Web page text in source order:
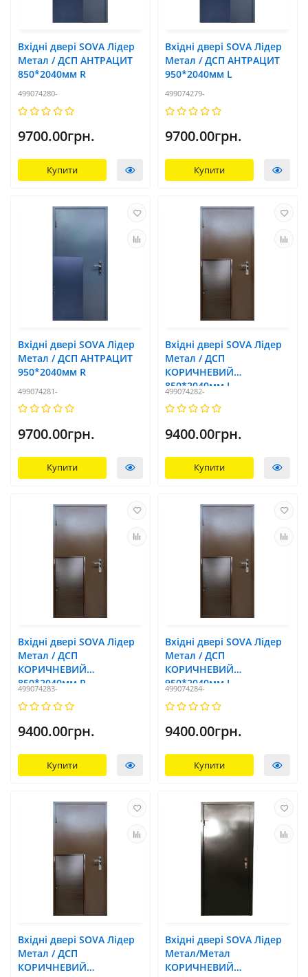
Вхідні двері SOVA Лідер
Метал / ДСП АНТРАЦИТ
850*2040мм R
499074280-
9700.00грн.
Купити
Вхідні двері SOVA Лідер
Метал / ДСП АНТРАЦИТ
950*2040мм L
499074279-
9700.00грн.
Купити
Вхідні двері SOVA Лідер
Метал / ДСП АНТРАЦИТ
950*2040мм R
499074281-
9700.00грн.
Купити
Вхідні двері SOVA Лідер
Метал / ДСП
КОРИЧНЕВИЙ
850*2040мм L
499074282-
9400.00грн.
Купити
Вхідні двері SOVA Лідер
Метал / ДСП
КОРИЧНЕВИЙ
850*2040мм R
499074283-
9400.00грн.
Купити
Вхідні двері SOVA Лідер
Метал / ДСП
КОРИЧНЕВИЙ
950*2040мм L
499074284-
9400.00грн.
Купити
Вхідні двері SOVA Лідер
Метал / ДСП
КОРИЧНЕВИЙ
Вхідні двері SOVA Лідер
Метал/Метал
КОРИЧНЕВИЙ